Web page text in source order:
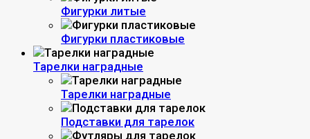
Фигурки литые
Фигурки пластиковые
Тарелки наградные
Тарелки наградные
Подставки для тарелок